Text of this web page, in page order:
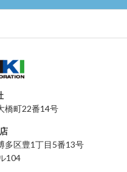
橋町22番14号
多区豊1丁目5番13号
104